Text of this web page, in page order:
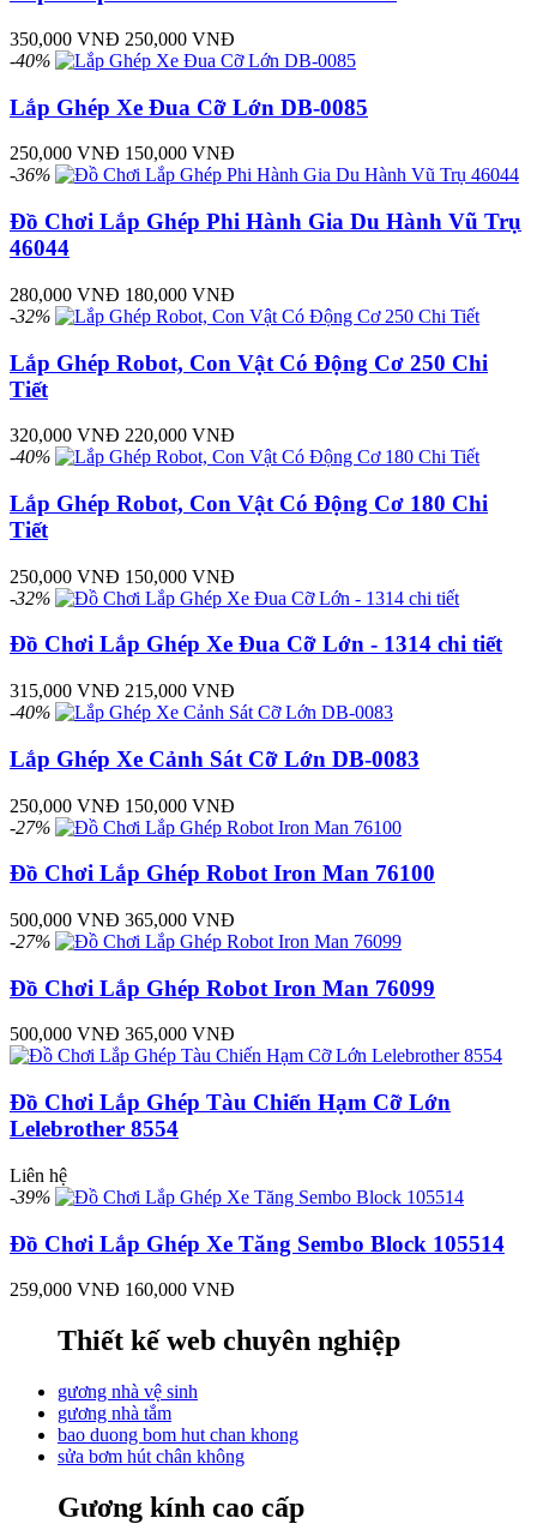
350,000 VNĐ 250,000 VNĐ
-40%
Lắp Ghép Xe Đua Cỡ Lớn DB-0085
250,000 VNĐ 150,000 VNĐ
-36%
Đồ Chơi Lắp Ghép Phi Hành Gia Du Hành Vũ Trụ
46044
280,000 VNĐ 180,000 VNĐ
-32%
Lắp Ghép Robot, Con Vật Có Động Cơ 250 Chi
Tiết
320,000 VNĐ 220,000 VNĐ
-40%
Lắp Ghép Robot, Con Vật Có Động Cơ 180 Chi
Tiết
250,000 VNĐ 150,000 VNĐ
-32%
Đồ Chơi Lắp Ghép Xe Đua Cỡ Lớn - 1314 chi tiết
315,000 VNĐ 215,000 VNĐ
-40%
Lắp Ghép Xe Cảnh Sát Cỡ Lớn DB-0083
250,000 VNĐ 150,000 VNĐ
-27%
Đồ Chơi Lắp Ghép Robot Iron Man 76100
500,000 VNĐ 365,000 VNĐ
-27%
Đồ Chơi Lắp Ghép Robot Iron Man 76099
500,000 VNĐ 365,000 VNĐ
Đồ Chơi Lắp Ghép Tàu Chiến Hạm Cỡ Lớn
Lelebrother 8554
Liên hệ
-39%
Đồ Chơi Lắp Ghép Xe Tăng Sembo Block 105514
259,000 VNĐ 160,000 VNĐ
Thiết kế web chuyên nghiệp
gương nhà vệ sinh
gương nhà tắm
bao duong bom hut chan khong
sửa bơm hút chân không
Gương kính cao cấp